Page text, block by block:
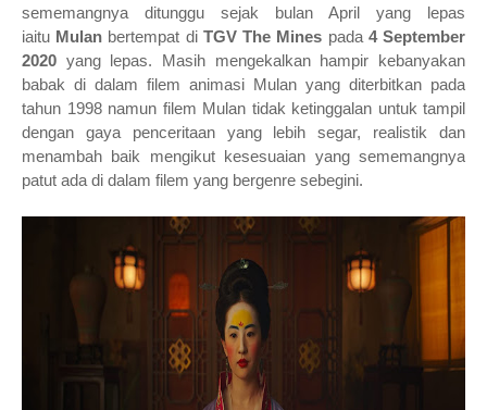
sememangnya ditunggu sejak bulan April yang lepas
iaitu Mulan bertempat di TGV The Mines pada4 September
2020 yang lepas. Masih mengekalkan hampir kebanyakan
babak di dalam filem animasi Mulan yang diterbitkan pada
tahun 1998 namun filem Mulan tidak ketinggalan untuk tampil
dengan gaya penceritaan yang lebih segar, realistik dan
menambah baik mengikut kesesuaian yang sememangnya
patut ada di dalam filem yang bergenre sebegini.